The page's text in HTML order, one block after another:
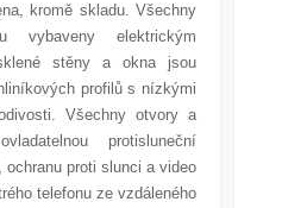
kromě skladu. Všechny
vybaveny elektrickým
stěny a okna jsou
profilů s nízkými
Všechny otvory a
protisluneční
proti slunci a video
telefonu ze vzdáleného